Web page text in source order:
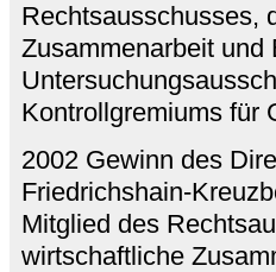
Rechtsausschusses,
Zusammenarbeit und
Kontrollgremiums für
2002 Gewinn des
Friedrichshain-
Mitglied des
wirtschaftliche